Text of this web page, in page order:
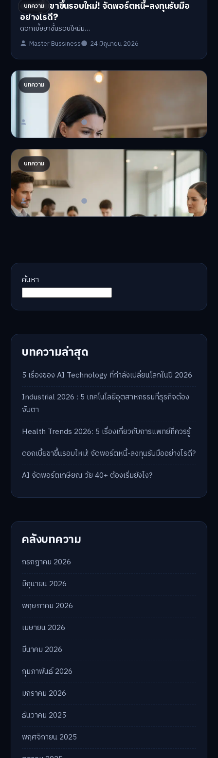
บทความ
ดอกเบี้ยขาขึ้นรอบใหม่! จัดพอร์ตหนี้-ลงทุนรับมือ
อย่างไรดี?
ดอกเบี้ยขาขึ้นรอบใหม่ม…
Master Bussiness 24 มิถุนายน 2026
บทความ
ปรับพอร์ตรับ ‘เงินดิจิทัล 2.0’ จัดสรรงบอย่างไรไม่
ให้พัง
'เงินดิจิทัล 2.0' มาแล…
Master Bussiness 23 มิถุนายน 2026
บทความ
โปรตีนจิ้งหรีด: อนาคตธุรกิจอาหารไทยในตลาด
โลก?
โปรตีนจิ้งหรีด: ก้าวสำ…
Master Bussiness 23 มิถุนายน 2026
ค้นหา
บทความล่าสุด
5 เรื่องของ AI Technology ที่กำลังเปลี่ยนโลกในปี 2026
Industrial 2026 : 5 เทคโนโลยีอุตสาหกรรมที่ธุรกิจต้อง
จับตา
Health Trends 2026: 5 เรื่องเกี่ยวกับการแพทย์ที่ควรรู้
ดอกเบี้ยขาขึ้นรอบใหม่! จัดพอร์ตหนี้-ลงทุนรับมืออย่างไรดี?
AI จัดพอร์ตเกษียณ วัย 40+ ต้องเริ่มยังไง?
คลังบทความ
กรกฎาคม 2026
มิถุนายน 2026
พฤษภาคม 2026
เมษายน 2026
มีนาคม 2026
กุมภาพันธ์ 2026
มกราคม 2026
ธันวาคม 2025
พฤศจิกายน 2025